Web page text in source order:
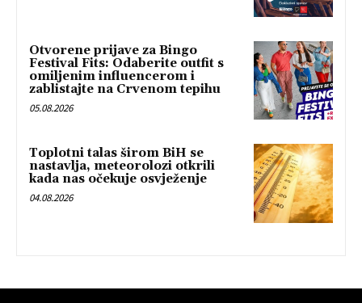
Otvorene prijave za Bingo
Festival Fits: Odaberite outfit s
omiljenim influencerom i
zablistajte na Crvenom tepihu
05.08.2026
Toplotni talas širom BiH se
nastavlja, meteorolozi otkrili
kada nas očekuje osvježenje
04.08.2026